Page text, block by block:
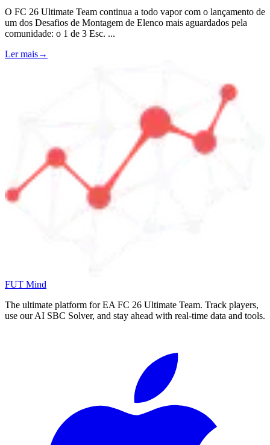
O FC 26 Ultimate Team continua a todo vapor com o lançamento de
um dos Desafios de Montagem de Elenco mais aguardados pela
comunidade: o 1 de 3 Esc. ...
Ler mais→
FUT Mind
The ultimate platform for EA FC 26 Ultimate Team. Track players,
use our AI SBC Solver, and stay ahead with real-time data and tools.